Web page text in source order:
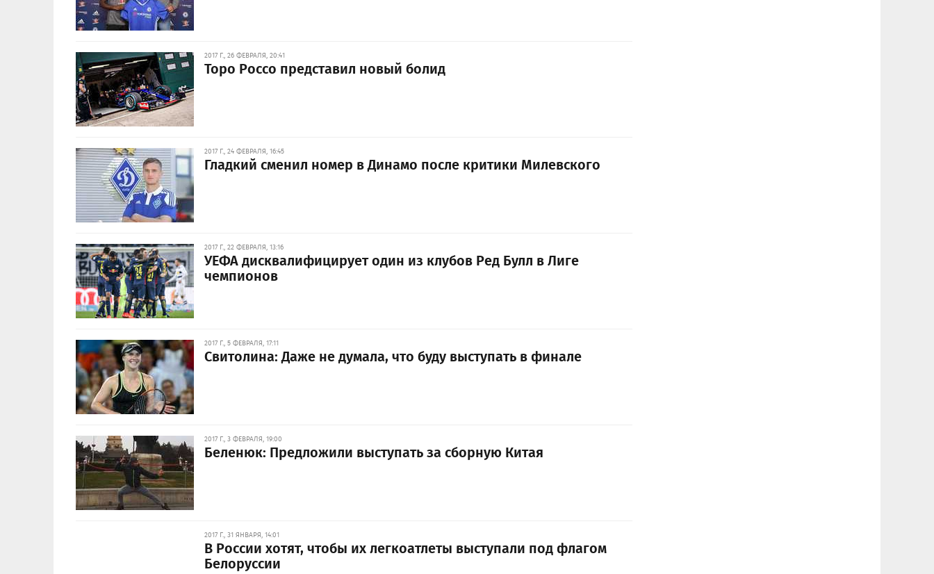
2017 Г., 26 ФЕВРАЛЯ, 20:41
Торо Россо представил новый болид
2017 Г., 24 ФЕВРАЛЯ, 16:45
Гладкий сменил номер в Динамо после критики Милевского
2017 Г., 22 ФЕВРАЛЯ, 13:16
УЕФА дисквалифицирует один из клубов Ред Булл в Лиге
чемпионов
2017 Г., 5 ФЕВРАЛЯ, 17:11
Свитолина: Даже не думала, что буду выступать в финале
2017 Г., 3 ФЕВРАЛЯ, 19:00
Беленюк: Предложили выступать за сборную Китая
2017 Г., 31 ЯНВАРЯ, 14:01
В России хотят, чтобы их легкоатлеты выступали под флагом
Белоруссии